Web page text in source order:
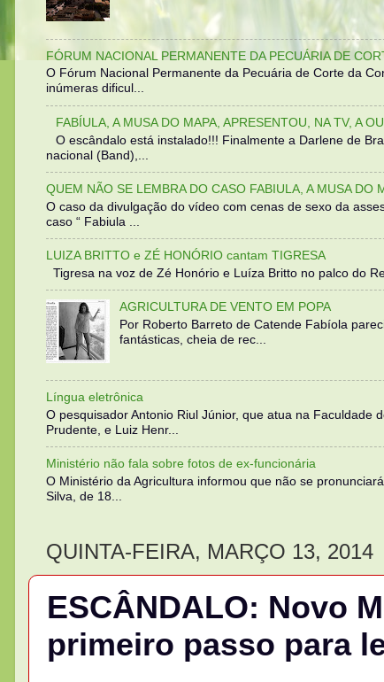
FÓRUM NACIONAL PERMANENTE DA PECUÁRIA DE
O Fórum Nacional Permanente da Pecuária de Corte da
inúmeras dificul...
FABÍULA, A MUSA DO MAPA, APRESENTOU, NA TV, A
O escândalo está instalado!!! Finalmente a Darlene de
nacional (Band),...
QUEM NÃO SE LEMBRA DO CASO FABIULA, A MUSA DO
O caso da divulgação do vídeo com cenas de sexo da
caso “ Fabiula ...
LUIZA BRITTO e ZÉ HONÓRIO cantam TIGRESA
Tigresa na voz de Zé Honório e Luíza Britto no palco do
AGRICULTURA DE VENTO EM POPA
Por Roberto Barreto de Catende Fabíola
fantásticas, cheia de rec...
Língua eletrônica
O pesquisador Antonio Riul Júnior, que atua na Faculdade
Prudente, e Luiz Henr...
Ministério não fala sobre fotos de ex-funcionária
O Ministério da Agricultura informou que não se
Silva, de 18...
QUINTA-FEIRA, MARÇO 13, 2014
ESCÂNDALO: Novo
primeiro passo para